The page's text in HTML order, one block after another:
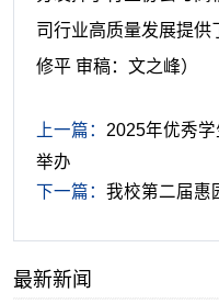
司行业高质量发展提供
修平 审稿：文之峰）
上一篇： 2025年优秀
举办
下一篇： 我校第二届惠
最新新闻